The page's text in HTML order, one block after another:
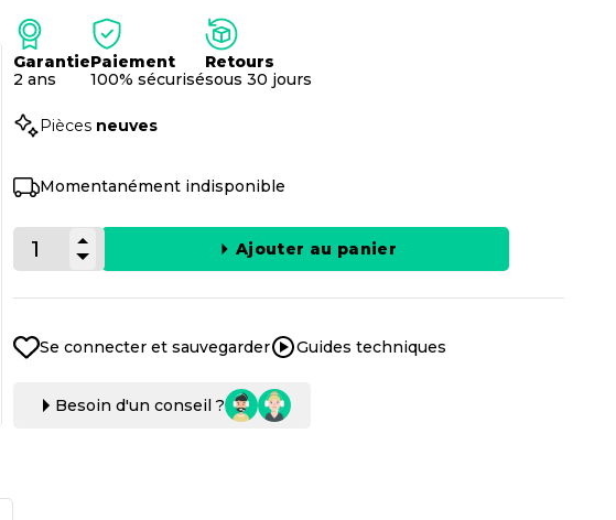
Garantie
2 ans
Paiement
100% sécurisé
Retours
sous 30 jours
Pièces neuves
Momentanément indisponible
Ajouter au panier
Se connecter et sauvegarder Guides techniques
Besoin d'un conseil ?